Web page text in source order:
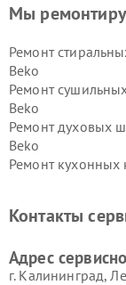
Мы
Ремонт
Beko
Ремонт
Beko
Ремонт духовых
Beko
Ремонт
Ремонт
Контакты
Адрес
г. Калининград,